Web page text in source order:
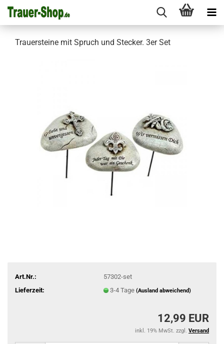
Trauersteine mit Spruch und Stecker. 3er Set
Art.Nr.:
57302-set
Lieferzeit:
3-4 Tage (Ausland abweichend)
12,99 EUR
inkl. 19% MwSt. zzgl. Versand